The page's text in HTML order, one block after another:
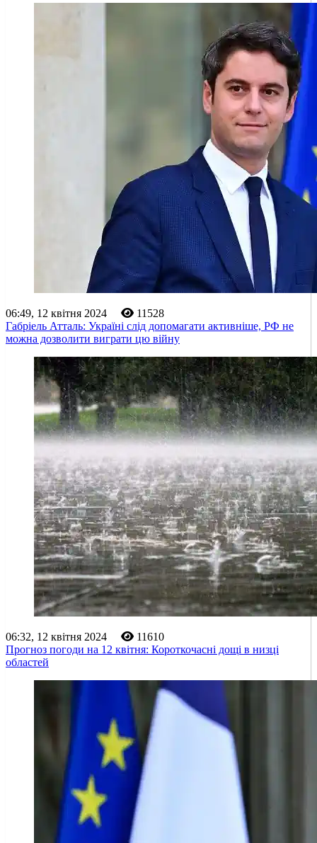
06:49, 12 квітня 2024
11528
Габріель Атталь: Україні слід допомагати активніше, РФ не
можна дозволити виграти цю війну
06:32, 12 квітня 2024
11610
Прогноз погоди на 12 квітня: Короткочасні дощі в низці
областей